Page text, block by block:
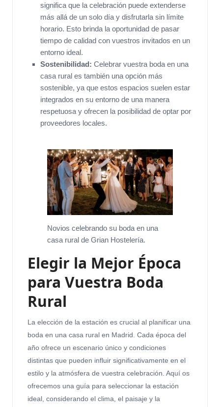
significa que la celebración puede extenderse
más allá de un solo día y disfrutarla sin límite
horario. Esto brinda la oportunidad de pasar
tiempo de calidad con vuestros invitados en un
entorno ideal.
Sostenibilidad: Celebrar vuestra boda en una
casa rural es también una opción más
sostenible, ya que estos espacios suelen estar
integrados en su entorno de una manera
respetuosa y ofrecen la posibilidad de optar por
proveedores locales.
Novios celebrando su boda en una
casa rural de Grian Hostelería.
Elegir la Mejor Época
para Vuestra Boda
Rural
La elección de la estación es crucial al planificar una
boda en una casa rural en Madrid. Cada época del
año ofrece un escenario único y condiciones
distintas que pueden influir significativamente en el
estilo y la atmósfera de vuestra celebración. Aquí os
ofrecemos una guía para seleccionar la estación
ideal, considerando el clima, el paisaje y la